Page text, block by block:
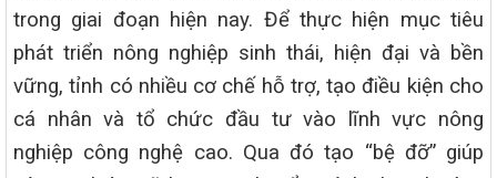
trong giai đoạn hiện nay. Để thực hiện mục tiêu
phát triển nông nghiệp sinh thái, hiện đại và bền
vững, tỉnh có nhiều cơ chế hỗ trợ, tạo điều kiện cho
cá nhân và tổ chức đầu tư vào lĩnh vực nông
nghiệp công nghệ cao. Qua đó tạo “bệ đỡ” giúp